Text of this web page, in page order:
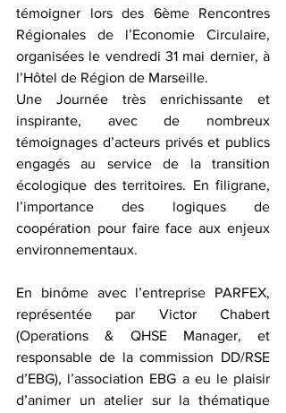
témoigner lors des 6ème Rencontres
Régionales de l’Economie Circulaire,
organisées le vendredi 31 mai dernier, à
l’Hôtel de Région de Marseille.
Une Journée très enrichissante et
inspirante, avec de nombreux
témoignages d’acteurs privés et publics
engagés au service de la transition
écologique des territoires. En filigrane,
l’importance des logiques de
coopération pour faire face aux enjeux
environnementaux.
En binôme avec l’entreprise PARFEX,
représentée par Victor Chabert
(Operations & QHSE Manager, et
responsable de la commission DD/RSE
d’EBG), l’association EBG a eu le plaisir
d’animer un atelier sur la thématique